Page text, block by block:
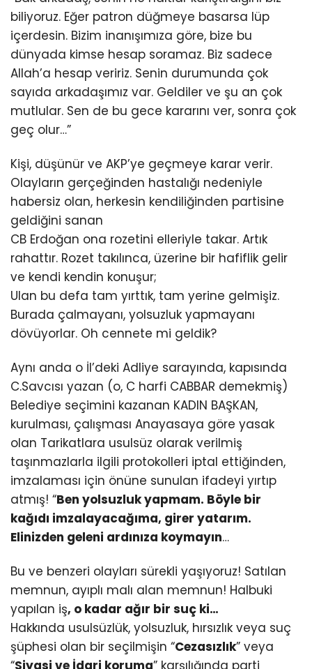
biliyoruz. Eğer patron düğmeye basarsa lüp
içerdesin. Bizim inanışımıza göre, bize bu
dünyada kimse hesap soramaz. Biz sadece
Allah’a hesap veririz. Senin durumunda çok
sayıda arkadaşımız var. Geldiler ve şu an çok
mutlular. Sen de bu gece kararını ver, sonra çok
geç olur…”
Kişi, düşünür ve AKP’ye geçmeye karar verir.
Olayların gerçeğinden hastalığı nedeniyle
habersiz olan, herkesin kendiliğinden partisine
geldiğini sanan
CB Erdoğan ona rozetini elleriyle takar. Artık
rahattır. Rozet takılınca, üzerine bir hafiflik gelir
ve kendi kendin konuşur;
Ulan bu defa tam yırttık, tam yerine gelmişiz.
Burada çalmayanı, yolsuzluk yapmayanı
dövüyorlar. Oh cennete mi geldik?
Aynı anda o İl’deki Adliye sarayında, kapısında
C.Savcısı yazan (o, C harfi CABBAR demekmiş)
Belediye seçimini kazanan KADIN BAŞKAN,
kurulması, çalışması Anayasaya göre yasak
olan Tarikatlara usulsüz olarak verilmiş
taşınmazlarla ilgili protokolleri iptal ettiğinden,
imzalaması için önüne sunulan ifadeyi yırtıp
atmış! “Ben yolsuzluk yapmam. Böyle bir
kağıdı imzalayacağıma, girer yatarım.
Elinizden geleni ardınıza koymayın…
Bu ve benzeri olayları sürekli yaşıyoruz! Satılan
memnun, ayıplı malı alan memnun! Halbuki
yapılan iş, o kadar ağır bir suç ki…
Hakkında usulsüzlük, yolsuzluk, hırsızlık veya suç
şüphesi olan bir seçilmişin “Cezasızlık” veya